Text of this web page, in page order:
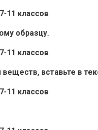
образцу.
веществ, вставьте в